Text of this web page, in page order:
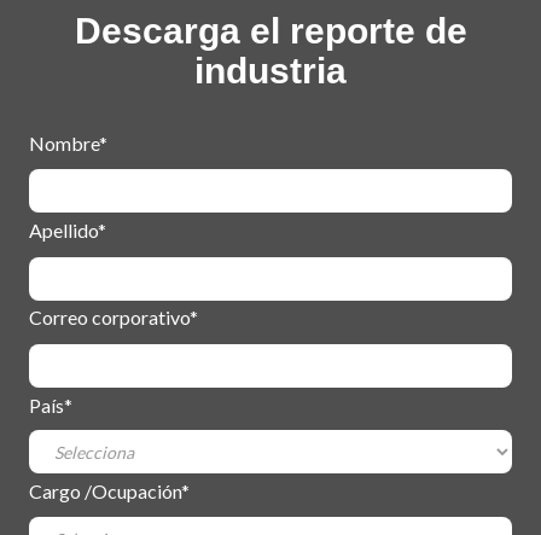
Descarga el reporte de
industria
Nombre*
Apellido*
Correo corporativo*
País*
Cargo /Ocupación*